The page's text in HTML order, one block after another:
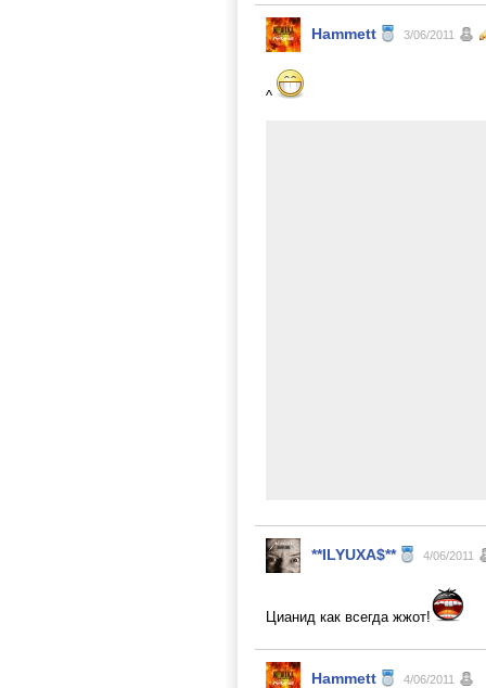
Hammett 3/06/2011
^
**ILYUXA$** 4/06/2011
Цианид как всегда жжот!
Hammett 4/06/2011